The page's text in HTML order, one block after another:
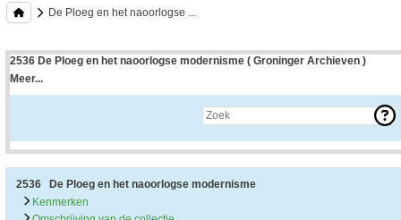
De Ploeg en het naoorlogse ...
2536 De Ploeg en het naoorlogse modernisme ( Groninger Archieven )
Meer...
Uitleg bij archieftoegang
Een archieftoegang geeft uitgebreide informatie over een bepaald archief.
• Kenmerken van het archief
• Inleiding op het archief
• Inventaris of plaatsingslijst
• Eventueel bijlagen
2536 De Ploeg en het naoorlogse modernisme
Kenmerken